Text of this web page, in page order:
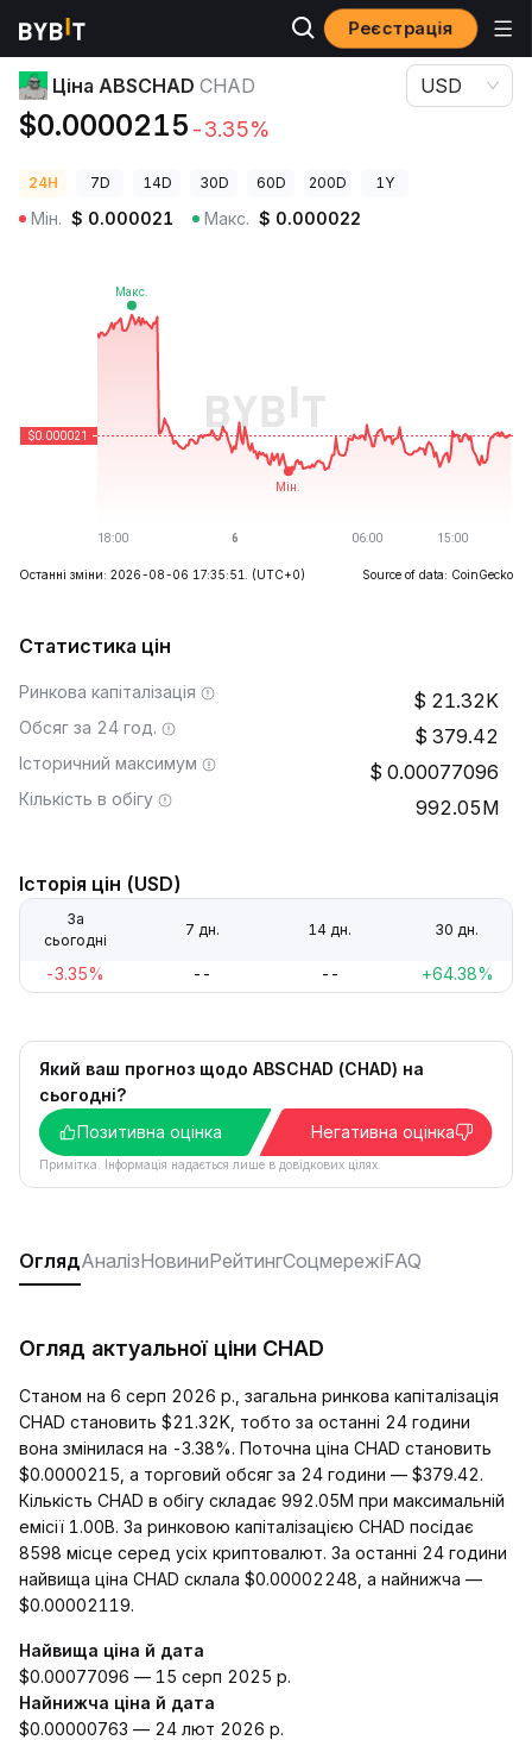
Реєстрація
Ціни криптовалют Ціна ABSCHAD CHAD
Ціна ABSCHAD CHAD
$0.0000215 -3.35%
USD
24H 7D 14D 30D 60D 200D 1Y
Мін. $ 0.000021 Макс. $ 0.000022
Останні зміни: 2026-08-06 17:35:51. (UTC+0) Source of data: CoinGecko
Статистика цін
Ринкова капіталізація 21.32K
Обсяг за 24 год. 379.42
Історичний максимум 0.00077096
Кількість в обігу 992.05M
Історія цін (USD)
За
сьогодні
7 дн. 14 дн. 30 дн.
-3.35% -- -- +64.38%
Який ваш прогноз щодо ABSCHAD (CHAD) на
сьогодні?
Позитивна оцінка
Негативна оцінка
Примітка. Інформація надається лише в довідкових цілях.
ОглядАналізНовиниРейтингСоцмережіFAQ
Огляд актуальної ціни CHAD
Станом на 6 серп 2026 р., загальна ринкова капіталізація
CHAD становить $21.32K, тобто за останні 24 години
вона змінилася на -3.38%. Поточна ціна CHAD становить
$0.0000215, а торговий обсяг за 24 години — $379.42.
Кількість CHAD в обігу складає 992.05M при максимальній
емісії 1.00B. За ринковою капіталізацією CHAD посідає
8598 місце серед усіх криптовалют. За останні 24 години
найвища ціна CHAD склала $0.00002248, а найнижча —
$0.00002119.
Найвища ціна й дата
$0.00077096 — 15 серп 2025 р.
Найнижча ціна й дата
$0.00000763 — 24 лют 2026 р.